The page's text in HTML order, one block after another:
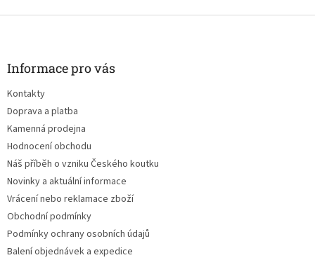
Informace pro vás
Kontakty
Doprava a platba
Kamenná prodejna
Hodnocení obchodu
Náš příběh o vzniku Českého koutku
Novinky a aktuální informace
Vrácení nebo reklamace zboží
Obchodní podmínky
Podmínky ochrany osobních údajů
Balení objednávek a expedice